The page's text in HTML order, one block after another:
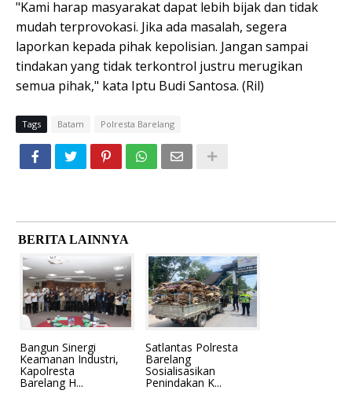
"Kami harap masyarakat dapat lebih bijak dan tidak
mudah terprovokasi. Jika ada masalah, segera
laporkan kepada pihak kepolisian. Jangan sampai
tindakan yang tidak terkontrol justru merugikan
semua pihak," kata Iptu Budi Santosa. (Ril)
Tags Batam Polresta Barelang
BERITA LAINNYA
Bangun Sinergi
Keamanan Industri,
Kapolresta
Barelang H...
Satlantas Polresta
Barelang
Sosialisasikan
Penindakan K...